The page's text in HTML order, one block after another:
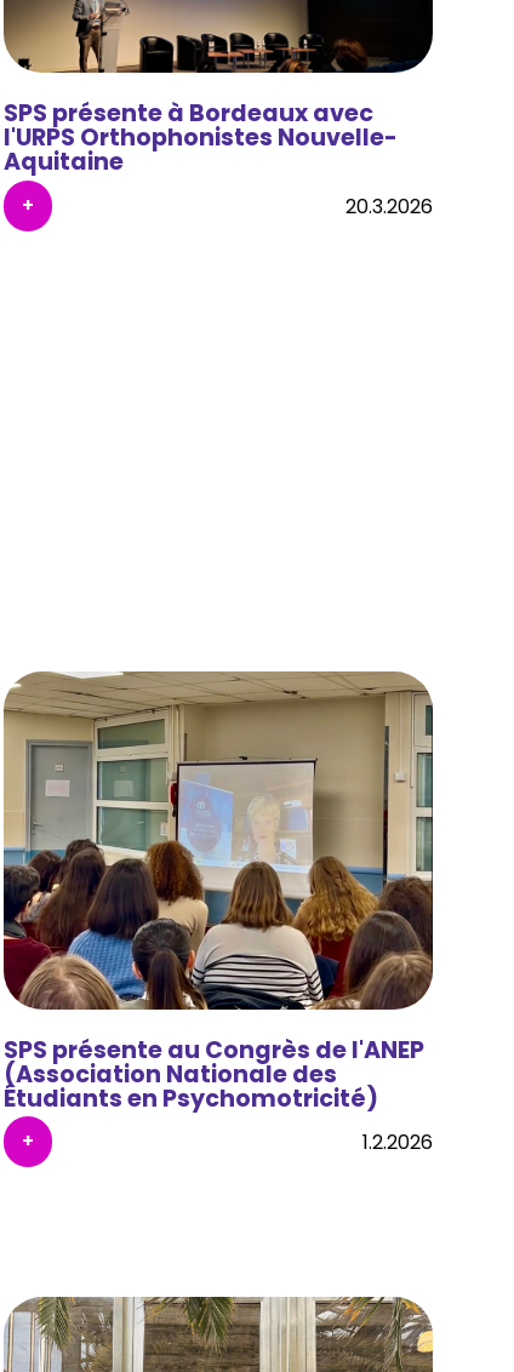
SPS présente à Bordeaux avec
l'URPS Orthophonistes Nouvelle-
Aquitaine
+ 20.3.2026
SPS présente au Congrès de l'ANEP
(Association Nationale des
Étudiants en Psychomotricité)
+ 1.2.2026